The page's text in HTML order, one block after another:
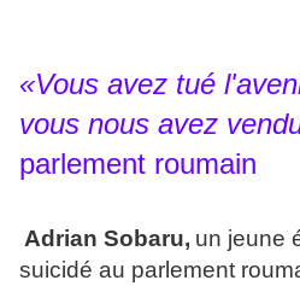
«Vous avez tué
vous nous avez
parlement roumain
Adrian Sobaru, un jeune
suicidé au parlement